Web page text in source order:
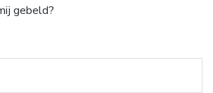
gebeld?